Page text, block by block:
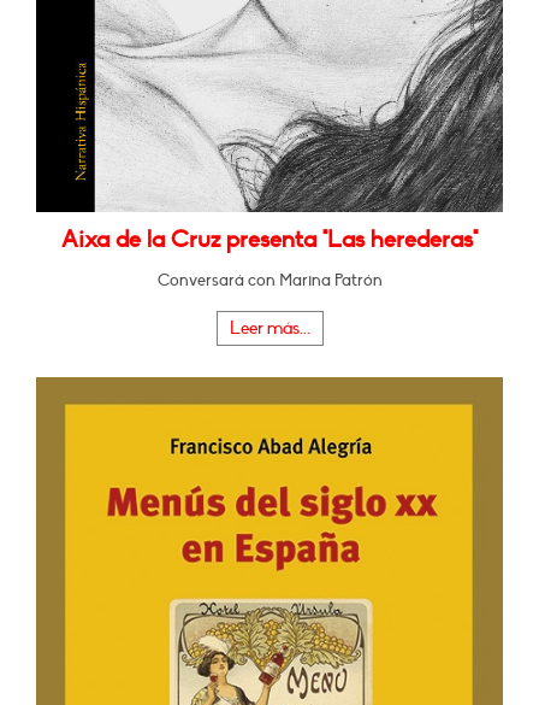
Aixa de la Cruz presenta "Las herederas"
Conversará con Marina Patrón
Leer más...